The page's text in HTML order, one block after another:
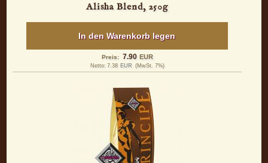
Alisha Blend, 250g
In den Warenkorb legen
Preis: 7.90 EUR
Netto: 7.38 EUR (MwSt. 7%)